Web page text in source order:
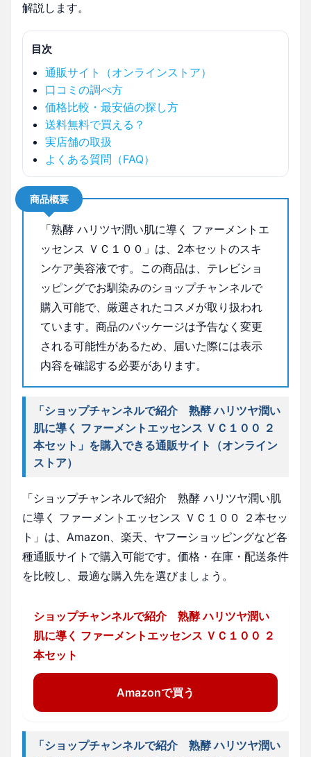
解説します。
目次
通販サイト（オンラインストア）
口コミの調べ方
価格比較・最安値の探し方
送料無料で買える？
実店舗の取扱
よくある質問（FAQ）
商品概要
「熟酵 ハリツヤ潤い肌に導く ファーメントエ
ッセンス ＶＣ１００」は、2本セットのスキ
ンケア美容液です。この商品は、テレビショ
ッピングでお馴染みのショップチャンネルで
購入可能で、厳選されたコスメが取り扱われ
ています。商品のパッケージは予告なく変更
される可能性があるため、届いた際には表示
内容を確認する必要があります。
「ショップチャンネルで紹介 熟酵 ハリツヤ潤い
肌に導く ファーメントエッセンス ＶＣ１００ ２
本セット」を購入できる通販サイト（オンライン
ストア）
「ショップチャンネルで紹介 熟酵 ハリツヤ潤い肌
に導く ファーメントエッセンス ＶＣ１００ ２本セッ
ト」は、Amazon、楽天、ヤフーショッピングなど各
種通販サイトで購入可能です。価格・在庫・配送条件
を比較し、最適な購入先を選びましょう。
ショップチャンネルで紹介 熟酵 ハリツヤ潤い
肌に導く ファーメントエッセンス ＶＣ１００ ２
本セット
Amazonで買う
「ショップチャンネルで紹介 熟酵 ハリツヤ潤い